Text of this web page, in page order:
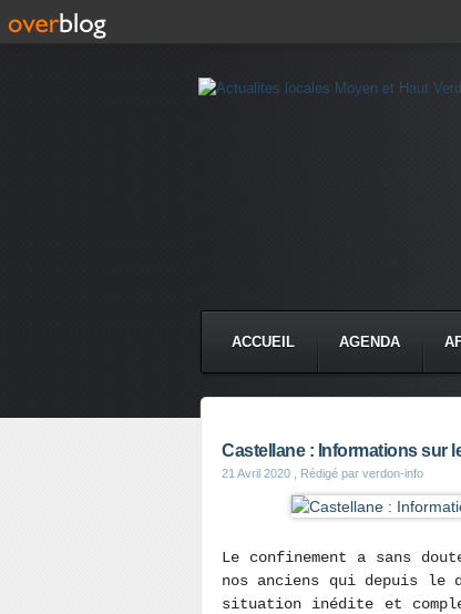
ACCUEIL AGENDA
Castellane : Informations sur
21 Avril 2020 , Rédigé par verdon-info
Le confinement a sans
nos anciens qui depuis le
situation inédite et